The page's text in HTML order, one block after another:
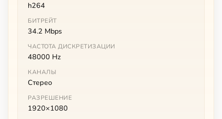
h264
БИТРЕЙТ
34.2 Mbps
ЧАСТОТА ДИСКРЕТИЗАЦИИ
48000 Hz
КАНАЛЫ
Стерео
РАЗРЕШЕНИЕ
1920×1080